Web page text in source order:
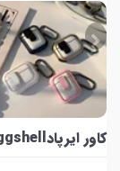
کاور ایرپادeggshell شفاف قفل دار مگنتی ضدضربه شماره 5